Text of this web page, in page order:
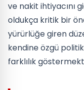
ve nakit ihtiyacını
oldukça kritik bir
yürürlüğe giren
kendine özgü
farklılık